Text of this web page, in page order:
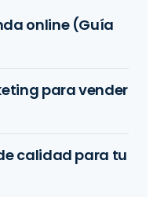
online (Guía
para vender
calidad para tu